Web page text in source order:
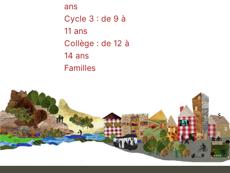
ans
Cycle 3 : de 9 à
11 ans
Collège : de 12 à
14 ans
Familles